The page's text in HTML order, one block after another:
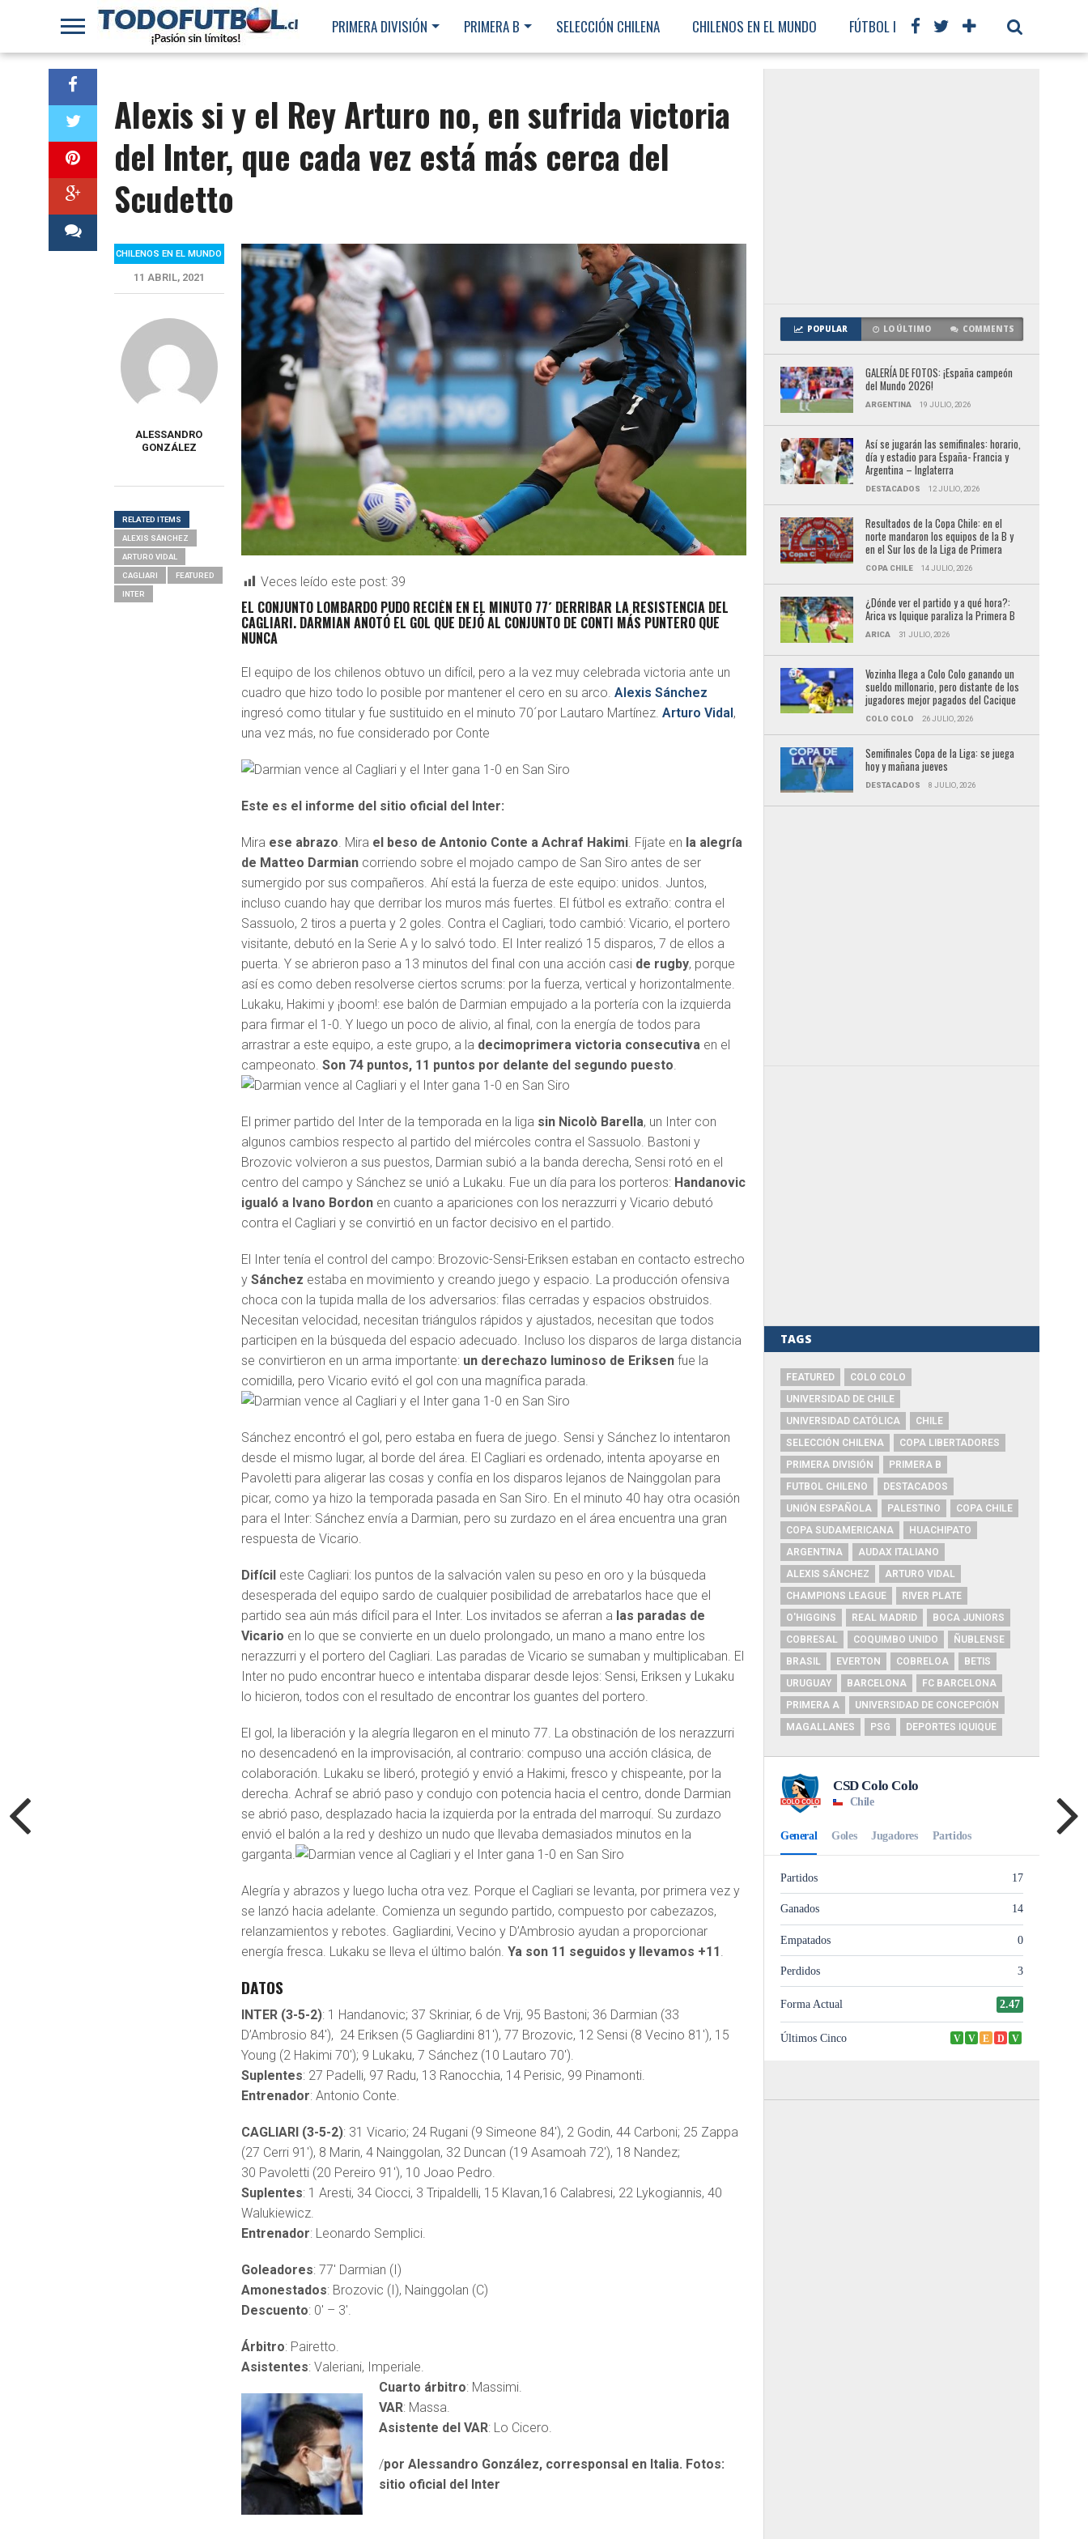
PRIMERA DIVISIÓN PRIMERA B SELECCIÓN CHILENA CHILENOS EN EL MUNDO FÚTBOL INTERNACIONAL
Alexis si y el Rey Arturo no, en sufrida victoria
del Inter, que cada vez está más cerca del
Scudetto
Veces leído este post: 39
EL CONJUNTO LOMBARDO PUDO RECIÉN EN EL MINUTO 77´ DERRIBAR LA RESISTENCIA DEL
CAGLIARI. DARMIAN ANOTÓ EL GOL QUE DEJÓ AL CONJUNTO DE CONTI MÁS PUNTERO QUE
NUNCA
El equipo de los chilenos obtuvo un difícil, pero a la vez muy celebrada victoria ante un
cuadro que hizo todo lo posible por mantener el cero en su arco.Alexis Sánchez
ingresó como titular y fue sustituido en el minuto 70´por Lautaro Martínez.Arturo Vidal,
una vez más, no fue considerado por Conte
Este es el informe del sitio oficial del Inter:
Mira ese abrazo. Mira el beso de Antonio Conte a Achraf Hakimi. Fíjate en la alegría
de Matteo Darmian corriendo sobre el mojado campo de San Siro antes de ser
sumergido por sus compañeros. Ahí está la fuerza de este equipo: unidos. Juntos,
incluso cuando hay que derribar los muros más fuertes. El fútbol es extraño: contra el
Sassuolo, 2 tiros a puerta y 2 goles. Contra el Cagliari, todo cambió: Vicario, el portero
visitante, debutó en la Serie A y lo salvó todo. El Inter realizó 15 disparos, 7 de ellos a
puerta. Y se abrieron paso a 13 minutos del final con una acción casi de rugby, porque
así es como deben resolverse ciertos scrums: por la fuerza, vertical y horizontalmente.
Lukaku, Hakimi y ¡boom!: ese balón de Darmian empujado a la portería con la izquierda
para firmar el 1-0. Y luego un poco de alivio, al final, con la energía de todos para
arrastrar a este equipo, a este grupo, a la decimoprimera victoria consecutiva en el
campeonato.Son 74 puntos, 11 puntos por delante del segundo puesto.
El primer partido del Inter de la temporada en la liga sin Nicolò Barella, un Inter con
algunos cambios respecto al partido del miércoles contra el Sassuolo. Bastoni y
Brozovic volvieron a sus puestos, Darmian subió a la banda derecha, Sensi rotó en el
centro del campo y Sánchez se unió a Lukaku. Fue un día para los porteros: Handanovic
igualó a Ivano Bordon en cuanto a apariciones con los nerazzurri y Vicario debutó
contra el Cagliari y se convirtió en un factor decisivo en el partido.
El Inter tenía el control del campo: Brozovic-Sensi-Eriksen estaban en contacto estrecho
ySánchez estaba en movimiento y creando juego y espacio. La producción ofensiva
choca con la tupida malla de los adversarios: filas cerradas y espacios obstruidos.
Necesitan velocidad, necesitan triángulos rápidos y ajustados, necesitan que todos
participen en la búsqueda del espacio adecuado. Incluso los disparos de larga distancia
se convirtieron en un arma importante: un derechazo luminoso de Eriksen fue la
comidilla, pero Vicario evitó el gol con una magnífica parada.
Sánchez encontró el gol, pero estaba en fuera de juego. Sensi y Sánchez lo intentaron
desde el mismo lugar, al borde del área. El Cagliari es ordenado, intenta apoyarse en
Pavoletti para aligerar las cosas y confía en los disparos lejanos de Nainggolan para
picar, como ya hizo la temporada pasada en San Siro. En el minuto 40 hay otra ocasión
para el Inter: Sánchez envía a Darmian, pero su zurdazo en el área encuentra una gran
respuesta de Vicario.
Difícil este Cagliari: los puntos de la salvación valen su peso en oro y la búsqueda
desesperada del equipo sardo de cualquier posibilidad de arrebatarlos hace que el
partido sea aún más difícil para el Inter. Los invitados se aferran a las paradas de
Vicario en lo que se convierte en un duelo prolongado, un mano a mano entre los
nerazzurri y el portero del Cagliari. Las paradas de Vicario se sumaban y multiplicaban. El
Inter no pudo encontrar hueco e intentaba disparar desde lejos: Sensi, Eriksen y Lukaku
lo hicieron, todos con el resultado de encontrar los guantes del portero.
El gol, la liberación y la alegría llegaron en el minuto 77. La obstinación de los nerazzurri
no desencadenó en la improvisación, al contrario: compuso una acción clásica, de
colaboración. Lukaku se liberó, protegió y envió a Hakimi, fresco y chispeante, por la
derecha. Achraf se abrió paso y condujo con potencia hacia el centro, donde Darmian
se abrió paso, desplazado hacia la izquierda por la entrada del marroquí. Su zurdazo
envió el balón a la red y deshizo un nudo que llevaba demasiados minutos en la
garganta.
Alegría y abrazos y luego lucha otra vez. Porque el Cagliari se levanta, por primera vez y
se lanzó hacia adelante. Comienza un segundo partido, compuesto por cabezazos,
relanzamientos y rebotes. Gagliardini, Vecino y D’Ambrosio ayudan a proporcionar
energía fresca. Lukaku se lleva el último balón.Ya son 11 seguidos y llevamos +11.
DATOS
INTER (3-5-2): 1 Handanovic; 37 Skriniar, 6 de Vrij, 95 Bastoni; 36 Darmian (33
D’Ambrosio 84′), 24 Eriksen (5 Gagliardini 81′), 77 Brozovic, 12 Sensi (8 Vecino 81′), 15
Young (2 Hakimi 70′); 9 Lukaku, 7 Sánchez (10 Lautaro 70′).
Suplentes: 27 Padelli, 97 Radu, 13 Ranocchia, 14 Perisic, 99 Pinamonti.
Entrenador: Antonio Conte.
CAGLIARI (3-5-2): 31 Vicario; 24 Rugani (9 Simeone 84′), 2 Godin, 44 Carboni; 25 Zappa
(27 Cerri 91′), 8 Marin, 4 Nainggolan, 32 Duncan (19 Asamoah 72′), 18 Nandez;
30 Pavoletti (20 Pereiro 91′), 10 Joao Pedro.
Suplentes: 1 Aresti, 34 Ciocci, 3 Tripaldelli, 15 Klavan,16 Calabresi, 22 Lykogiannis, 40
Walukiewicz.
Entrenador: Leonardo Semplici.
Goleadores: 77′ Darmian (I)
Amonestados: Brozovic (I), Nainggolan (C)
Descuento: 0′ – 3′.
Árbitro: Pairetto.
Asistentes: Valeriani, Imperiale.
Cuarto árbitro: Massimi.
VAR: Massa.
Asistente del VAR: Lo Cicero.
/por Alessandro González, corresponsal en Italia. Fotos:
sitio oficial del Inter
CHILENOS EN EL MUNDO
11 ABRIL, 2021
ALESSANDRO
GONZÁLEZ
RELATED ITEMS
ALEXIS SÁNCHEZ
ARTURO VIDAL
CAGLIARI FEATURED
INTER
POPULAR LO ÚLTIMO COMMENTS
GALERÍA DE FOTOS: ¡España campeón
del Mundo 2026!
ARGENTINA 19 JULIO, 2026
Así se jugarán las semifinales: horario,
día y estadio para España- Francia y
Argentina – Inglaterra
DESTACADOS 12 JULIO, 2026
Resultados de la Copa Chile: en el
norte mandaron los equipos de la B y
en el Sur los de la Liga de Primera
COPA CHILE 14 JULIO, 2026
¿Dónde ver el partido y a qué hora?:
Arica vs Iquique paraliza la Primera B
ARICA 31 JULIO, 2026
Vozinha llega a Colo Colo ganando un
sueldo millonario, pero distante de los
jugadores mejor pagados del Cacique
COLO COLO 26 JULIO, 2026
Semifinales Copa de la Liga: se juega
hoy y mañana jueves
DESTACADOS 8 JULIO, 2026
TAGS
FEATURED
COLO COLO
UNIVERSIDAD DE CHILE
UNIVERSIDAD CATÓLICA
CHILE
SELECCIÓN CHILENA
COPA LIBERTADORES
PRIMERA DIVISIÓN
PRIMERA B
FUTBOL CHILENO
DESTACADOS
UNIÓN ESPAÑOLA
PALESTINO
COPA CHILE
COPA SUDAMERICANA
HUACHIPATO
ARGENTINA
AUDAX ITALIANO
ALEXIS SÁNCHEZ
ARTURO VIDAL
CHAMPIONS LEAGUE
RIVER PLATE
O'HIGGINS
REAL MADRID
BOCA JUNIORS
COBRESAL
COQUIMBO UNIDO
ÑUBLENSE
BRASIL
EVERTON COBRELOA
BETIS
URUGUAY
BARCELONA
FC BARCELONA
PRIMERA A
UNIVERSIDAD DE CONCEPCIÓN
MAGALLANES
PSG DEPORTES IQUIQUE